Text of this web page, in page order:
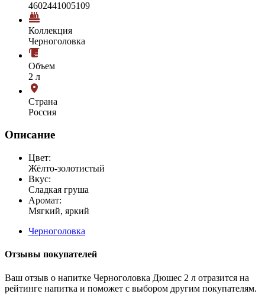
4602441005109
Коллекция
Черноголовка
Объем
2 л
Страна
Россия
Описание
Цвет:
Жёлто-золотистый
Вкус:
Сладкая груша
Аромат:
Мягкий, яркий
Черноголовка
Отзывы покупателей
Ваш отзыв о напитке Черноголовка Дюшес 2 л отразится на
рейтинге напитка и поможет с выбором другим покупателям.